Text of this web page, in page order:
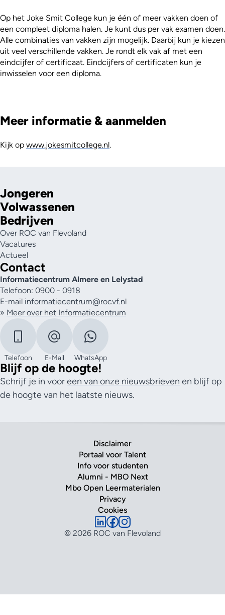
Op het Joke Smit College kun je één of meer vakken doen of
een compleet diploma halen. Je kunt dus per vak examen doen.
Alle combinaties van vakken zijn mogelijk. Daarbij kun je kiezen
uit veel verschillende vakken. Je rondt elk vak af met een
eindcijfer of certificaat. Eindcijfers of certificaten kun je
inwisselen voor een diploma.
Meer informatie & aanmelden
Kijk op www.jokesmitcollege.nl.
Jongeren
Volwassenen
Bedrijven
Over ROC van Flevoland
Vacatures
Actueel
Contact
Informatiecentrum Almere en Lelystad
Telefoon: 0900 - 0918
E-mail informatiecentrum@rocvf.nl
» Meer over het Informatiecentrum
Telefoon E-Mail WhatsApp
Blijf op de hoogte!
Schrijf je in vooreen van onze nieuwsbrieven en blijf op
de hoogte van het laatste nieuws.
Disclaimer
Portaal voor Talent
Info voor studenten
Alumni - MBO Next
Mbo Open Leermaterialen
Privacy
Cookies
© 2026 ROC van Flevoland